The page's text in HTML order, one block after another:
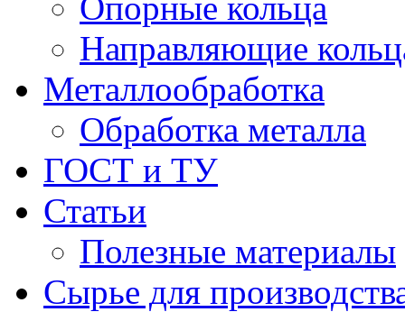
Направляющие
Металлообработка
Обработка металла
ГОСТ и ТУ
Статьи
Полезные материалы
Сырье для